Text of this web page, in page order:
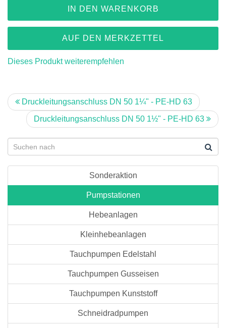
IN DEN WARENKORB
AUF DEN MERKZETTEL
Dieses Produkt weiterempfehlen
Druckleitungsanschluss DN 50 1¼" - PE-HD 63
Druckleitungsanschluss DN 50 1½" - PE-HD 63
Sonderaktion
Pumpstationen
Hebeanlagen
Kleinhebeanlagen
Tauchpumpen Edelstahl
Tauchpumpen Gusseisen
Tauchpumpen Kunststoff
Schneidradpumpen